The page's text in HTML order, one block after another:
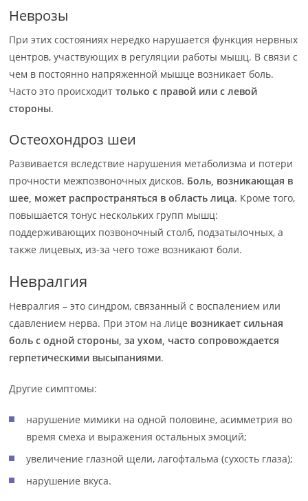
Неврозы
При этих состояниях нередко нарушается функция нервных
центров, участвующих в регуляции работы мышц. В связи с
чем в постоянно напряженной мышце возникает боль.
Часто это происходиттолько с правой или с левой
стороны.
Остеохондроз шеи
Развивается вследствие нарушения метаболизма и потери
прочности межпозвоночных дисков. Боль, возникающая в
шее, может распространяться в область лица. Кроме того,
повышается тонус нескольких групп мышц:
поддерживающих позвоночный столб, подзатылочных, а
также лицевых, из-за чего тоже возникают боли.
Невралгия
Невралгия – это синдром, связанный с воспалением или
сдавлением нерва. При этом на лице возникает сильная
боль с одной стороны, за ухом, часто сопровождается
герпетическими высыпаниями.
Другие симптомы:
нарушение мимики на одной половине, асимметрия во
время смеха и выражения остальных эмоций;
увеличение глазной щели, лагофтальма (сухость глаза);
нарушение вкуса.